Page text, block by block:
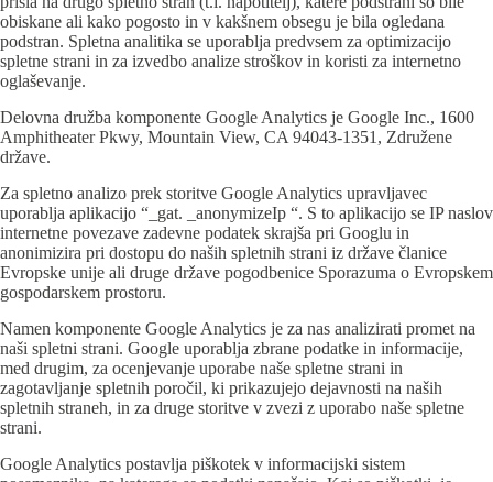
obiskane ali kako pogosto in v kakšnem obsegu je bila ogledana
podstran. Spletna analitika se uporablja predvsem za optimizacijo
spletne strani in za izvedbo analize stroškov in koristi za internetno
oglaševanje.
Delovna družba komponente Google Analytics je Google Inc., 1600
Amphitheater Pkwy, Mountain View, CA 94043-1351, Združene
države.
Za spletno analizo prek storitve Google Analytics upravljavec
uporablja aplikacijo “_gat. _anonymizeIp “. S to aplikacijo se IP naslov
internetne povezave zadevne podatek skrajša pri Googlu in
anonimizira pri dostopu do naših spletnih strani iz države članice
Evropske unije ali druge države pogodbenice Sporazuma o Evropskem
gospodarskem prostoru.
Namen komponente Google Analytics je za nas analizirati promet na
naši spletni strani. Google uporablja zbrane podatke in informacije,
med drugim, za ocenjevanje uporabe naše spletne strani in
zagotavljanje spletnih poročil, ki prikazujejo dejavnosti na naših
spletnih straneh, in za druge storitve v zvezi z uporabo naše spletne
strani.
Google Analytics postavlja piškotek v informacijski sistem